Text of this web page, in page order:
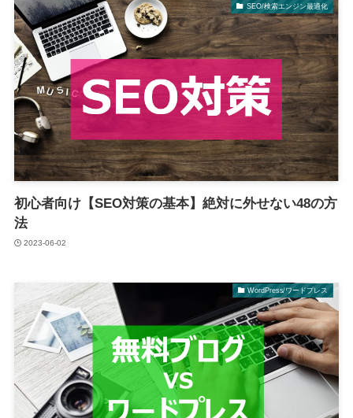
SEO/検索エンジン最適化
初心者向け【SEO対策の基本】絶対に外せない48の方
法
2023-06-02
WordPress/ワードプレス